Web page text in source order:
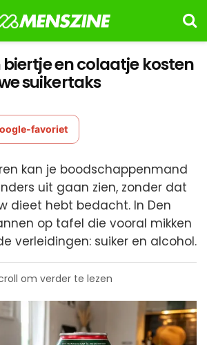
en colaatje kosten
suikertaks
favoriet
kan je boodschappenmand
uit gaan zien, zonder dat
dieet hebt bedacht. In Den
op tafel die vooral mikken
verleidingen: suiker en alcohol.
om verder te lezen